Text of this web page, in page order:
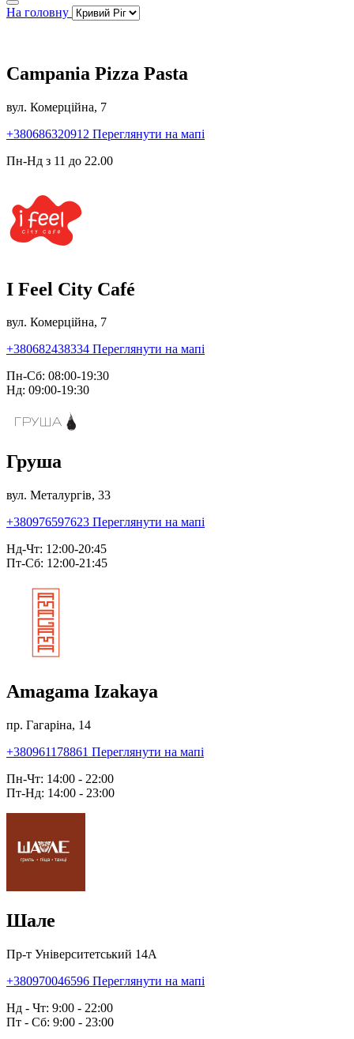
На головну
Campania Pizza Pasta
вул. Комерційна, 7
+380686320912 Переглянути на мапі
Пн-Нд з 11 до 22.00
I Feel City Café
вул. Комерційна, 7
+380682438334 Переглянути на мапі
Пн-Сб: 08:00-19:30
Нд: 09:00-19:30
Груша
вул. Металургів, 33
+380976597623 Переглянути на мапі
Нд-Чт: 12:00-20:45
Пт-Сб: 12:00-21:45
Amagama Izakaya
пр. Гагаріна, 14
+380961178861 Переглянути на мапі
Пн-Чт: 14:00 - 22:00
Пт-Нд: 14:00 - 23:00
Шале
Пр-т Університетський 14А
+380970046596 Переглянути на мапі
Нд - Чт: 9:00 - 22:00
Пт - Сб: 9:00 - 23:00